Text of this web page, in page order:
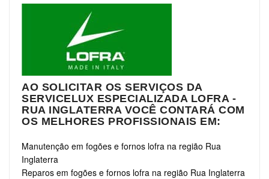
AO SOLICITAR OS SERVIÇOS DA
SERVICELUX ESPECIALIZADA LOFRA -
RUA INGLATERRA VOCÊ CONTARÁ COM
OS MELHORES PROFISSIONAIS EM:
Manutenção em fogões e fornos lofra na região Rua
Inglaterra
Reparos em fogões e fornos lofra na região Rua Inglaterra